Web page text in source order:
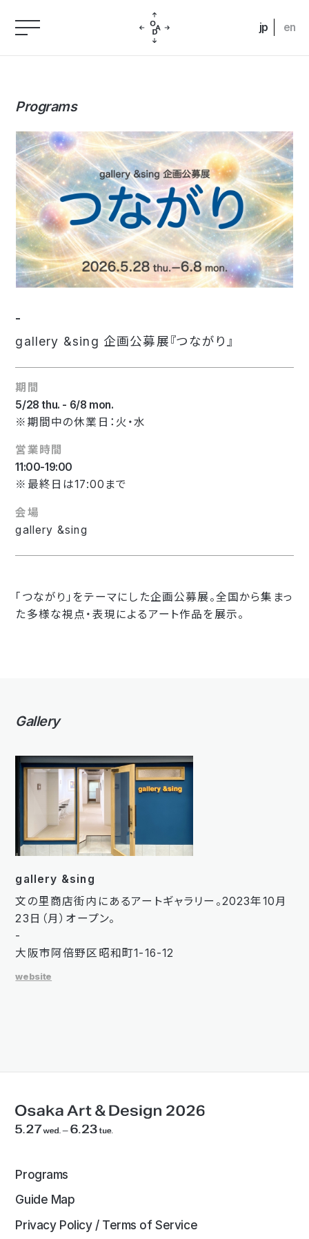
jp en
Programs
-
gallery &sing 企画公募展『つながり』
期間
5/28 thu. - 6/8 mon.
※期間中の休業日：火・水
営業時間
11:00-19:00
※最終日は17:00まで
会場
gallery &sing
「つながり」をテーマにした企画公募展。全国から集まっ
た多様な視点・表現によるアート作品を展示。
Gallery
gallery &sing
文の里商店街内にあるアートギャラリー。2023年10月
23日（月）オープン。
-
大阪市阿倍野区昭和町1-16-12
website
Programs
Guide Map
Privacy Policy / Terms of Service